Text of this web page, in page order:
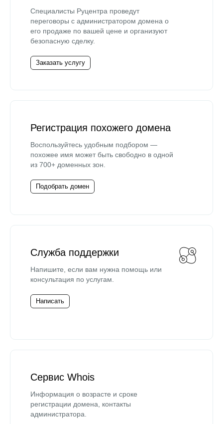
Специалисты Руцентра проведут
переговоры с администратором домена о
его продаже по вашей цене и организуют
безопасную сделку.
Заказать услугу
Регистрация похожего домена
Воспользуйтесь удобным подбором —
похожее имя может быть свободно в одной
из 700+ доменных зон.
Подобрать домен
Служба поддержки
Напишите, если вам нужна помощь или
консультация по услугам.
Написать
Сервис Whois
Информация о возрасте и сроке
регистрации домена, контакты
администратора.